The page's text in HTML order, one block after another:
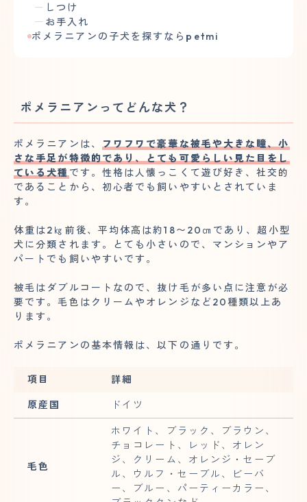
しつけ
お手入れ
ポメラニアンの子犬を探すならpetmi
ポメラニアンってどんな犬？
ポメラニアンは、
フワフワで豪華な被毛や大きな瞳、小
さな手足が特徴的であり、とても可愛らしい見た目をし
ている犬種 です。性格は人懐っこくて遊び好き、社交的
であることから、初心者でも飼いやすいとされていま
す。
体重は2㎏前後、平均体高は約18〜20㎝であり、超小型
犬に分類されます。とても小さいので、マンションやア
パートでも飼いやすいです。
被毛はダブルコートなので、抜け毛が多い点に注意が必
要です。毛色はクリームやオレンジなど20種類以上あ
ります。
ポメラニアンの基本情報は、以下の通りです。
項目 詳細
原産国 ドイツ
毛色
ホワイト、ブラック、ブラウン、
チョコレート、レッド、オレン
ジ、クリーム、オレンジ・セーブ
ル、ウルフ・セーブル、ビーバ
ー、ブルー、パーティーカラー、